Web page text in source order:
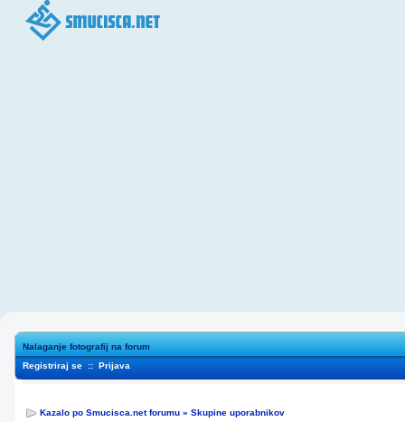
Nalaganje fotografij na forum
Registriraj se :: Prijava
Kazalo po Smucisca.net forumu » Skupine uporabnikov